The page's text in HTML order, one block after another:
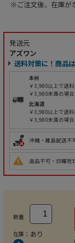
※ご注文後、在庫が
発送元
アズワン
送料対策に！商品
本州
￥3,980以上で送
￥3,980未満の場
北海道
￥3,980以上で送
￥3,980未満の場
沖縄・離島配送不
返品不可・日曜祝
数量
在庫： あり